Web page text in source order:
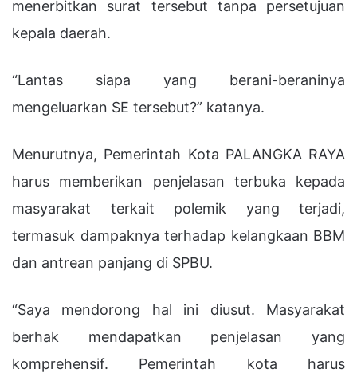
menerbitkan surat tersebut tanpa persetujuan
kepala daerah.
“Lantas siapa yang berani-beraninya
mengeluarkan SE tersebut?” katanya.
Menurutnya, Pemerintah Kota PALANGKA RAYA
harus memberikan penjelasan terbuka kepada
masyarakat terkait polemik yang terjadi,
termasuk dampaknya terhadap kelangkaan BBM
dan antrean panjang di SPBU.
“Saya mendorong hal ini diusut. Masyarakat
berhak mendapatkan penjelasan yang
komprehensif. Pemerintah kota harus